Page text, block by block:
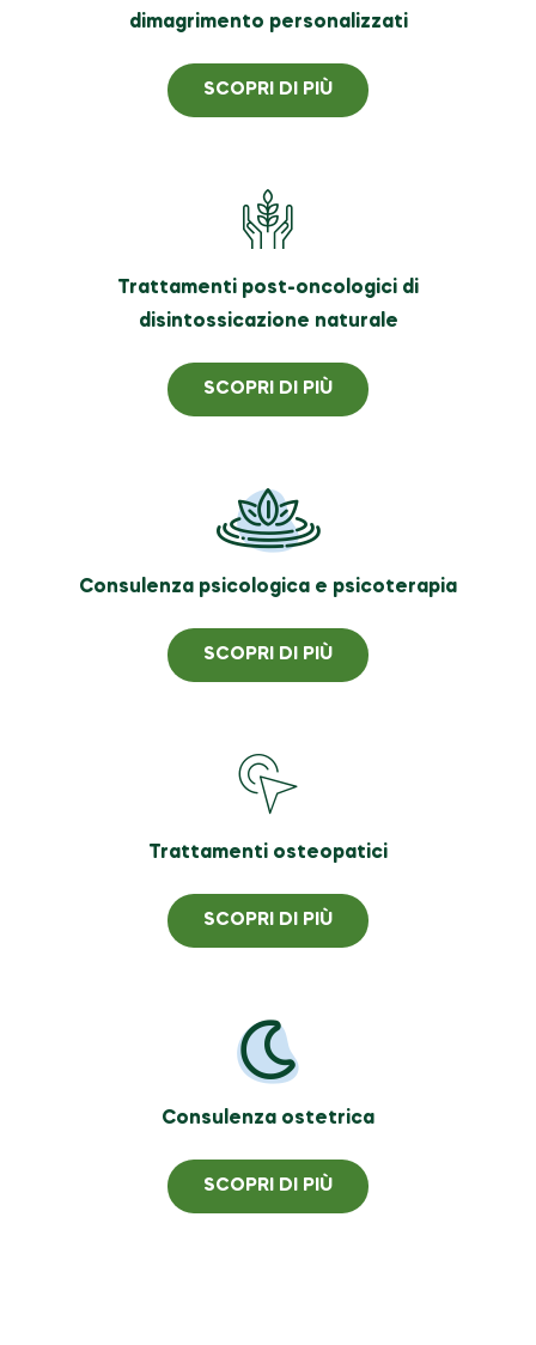
dimagrimento personalizzati
SCOPRI DI PIÙ
Trattamenti post-oncologici di
disintossicazione naturale
SCOPRI DI PIÙ
Consulenza psicologica e psicoterapia
SCOPRI DI PIÙ
Trattamenti osteopatici
SCOPRI DI PIÙ
Consulenza ostetrica
SCOPRI DI PIÙ